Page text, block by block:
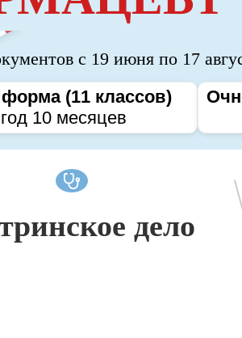
с 19 июня по 17
(11 классов)
10 месяцев
дело